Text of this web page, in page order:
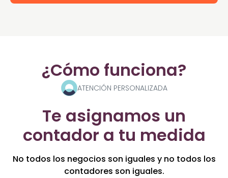
¿Cómo funciona?
ATENCIÓN PERSONALIZADA
Te asignamos un
contador a tu medida
No todos los negocios son iguales y no todos los
contadores son iguales.